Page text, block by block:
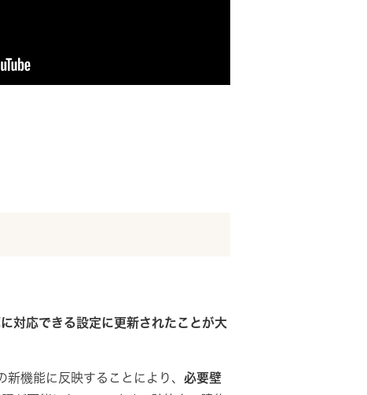
対応できる設定に更新されたことが大
機能に反映することにより、 必要壁